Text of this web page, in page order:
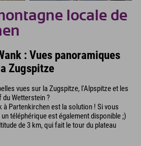
locale de
: Vues panoramiques
Zugspitze
vues sur la Zugspitze, l'Alpspitze et les
Wetterstein ?
Partenkirchen est la solution ! Si vous
téléphérique est également disponible ;)
de 3 km, qui fait le tour du plateau